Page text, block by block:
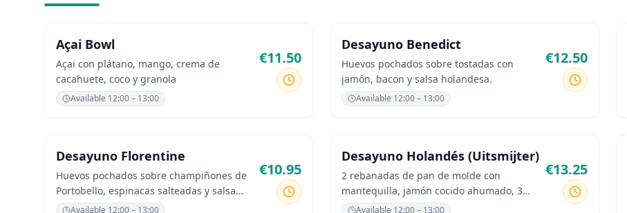
Açai Bowl
Açai con plátano, mango, crema de
cacahuete, coco y granola
Available 12:00 – 13:00
€11.50
Desayuno Benedict
Huevos pochados sobre tostadas con
jamón, bacon y salsa holandesa.
Available 12:00 – 13:00
€12.50
Desayuno Florentine
Huevos pochados sobre champiñones de
Portobello, espinacas salteadas y salsa
holandesa.
Available 12:00 – 13:00
€10.95
Desayuno Holandés (Uitsmijter)
2 rebanadas de pan de molde con
mantequilla, jamón cocido ahumado, 3
huevos fritos y queso gouda holandés.
Available 12:00 – 13:00
€13.25